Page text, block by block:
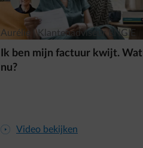
Aurélie | Klantenadviseur ENGIE
Ik ben mijn factuur kwijt. Wat
nu?
arrow-play-fwd Video bekijken